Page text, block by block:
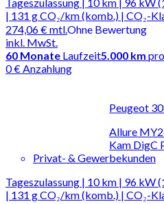
| 131 g CO₂/km (komb.) | CO₂-
274,06 €mtl.
inkl. MwSt.
Ohne Bewertung
60 Monate Laufzeit5.000 km
0 € Anzahlung
Peugeot
Allure
Kam DigC
Privat- & Gewerbekunden
Tageszulassung | 10 km | 96 kW
| 131 g CO₂/km (komb.) | CO₂-